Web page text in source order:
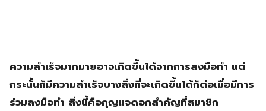
ความสำเร็จมากมายอาจเกิดขึ้นได้จากการลงมือทำ แต่
กระนั้นก็มีความสำเร็จบางสิ่งที่จะเกิดขึ้นได้ก็ต่อเมื่อมีการ
ร่วมลงมือทำ สิ่งนี้คือกุญแจดอกสำคัญที่สมาชิก